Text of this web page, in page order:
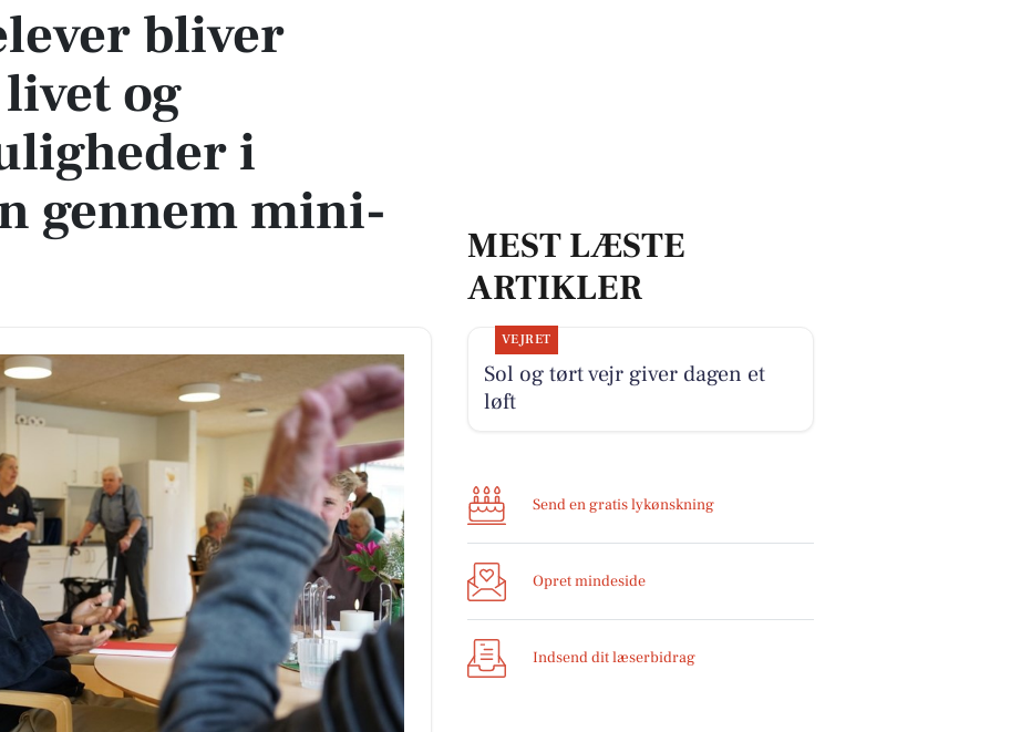
bliver
og
i
gennem mini-
MEST LÆSTE
ARTIKLER
VEJRET
Sol og tørt vejr giver dagen et
løft
Send en gratis lykønskning
Opret mindeside
Indsend dit læserbidrag